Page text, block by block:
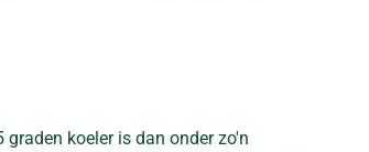
koeler is dan onder zo'n